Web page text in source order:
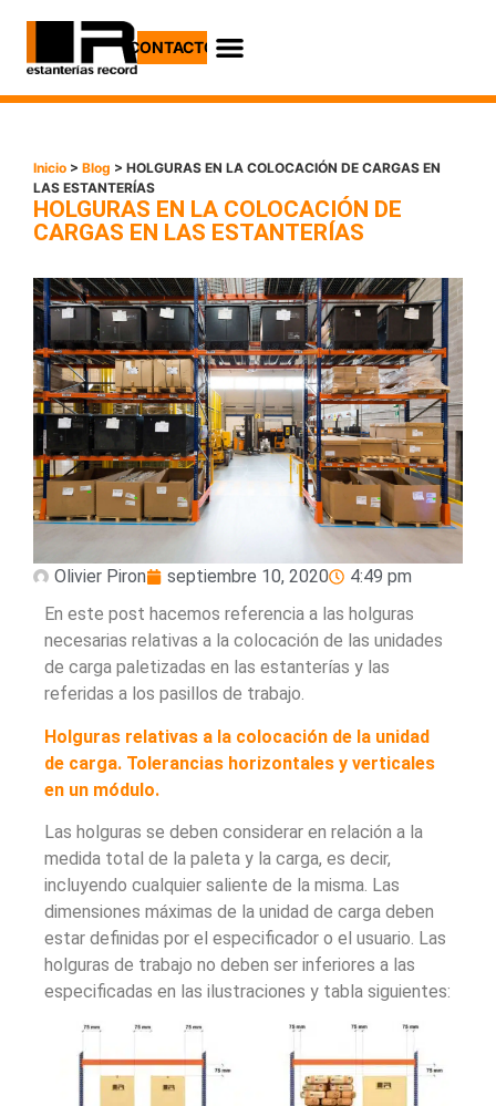
CONTACTO
Inicio > Blog > HOLGURAS EN LA COLOCACIÓN DE CARGAS EN
LAS ESTANTERÍAS
HOLGURAS EN LA COLOCACIÓN DE
CARGAS EN LAS ESTANTERÍAS
Olivier Piron septiembre 10, 2020
4:49 pm
En este post hacemos referencia a las holguras
necesarias relativas a la colocación de las unidades
de carga paletizadas en las estanterías y las
referidas a los pasillos de trabajo.
Holguras relativas a la colocación de la unidad
de carga. Tolerancias horizontales y verticales
en un módulo.
Las holguras se deben considerar en relación a la
medida total de la paleta y la carga, es decir,
incluyendo cualquier saliente de la misma. Las
dimensiones máximas de la unidad de carga deben
estar definidas por el especificador o el usuario. Las
holguras de trabajo no deben ser inferiores a las
especificadas en las ilustraciones y tabla siguientes: